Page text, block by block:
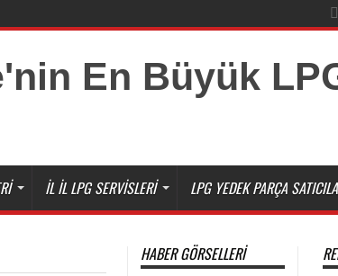
İL İL LPG SERVISLERI LPG YEDEK PARÇA
HABER GÖRSELLERI